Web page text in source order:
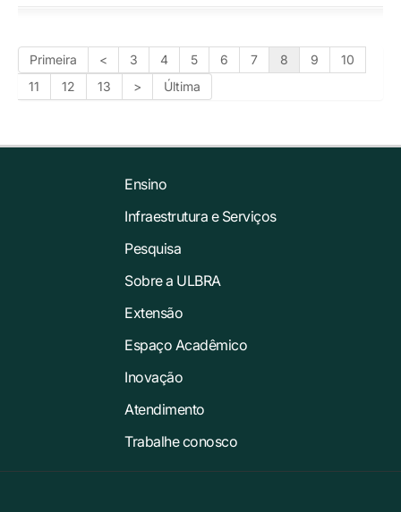
Primeira < 3 4 5 6 7 8 9
10
11
12 13 > Última
Ensino
Infraestrutura e Serviços
Pesquisa
Sobre a ULBRA
Extensão
Espaço Acadêmico
Inovação
Atendimento
Trabalhe conosco